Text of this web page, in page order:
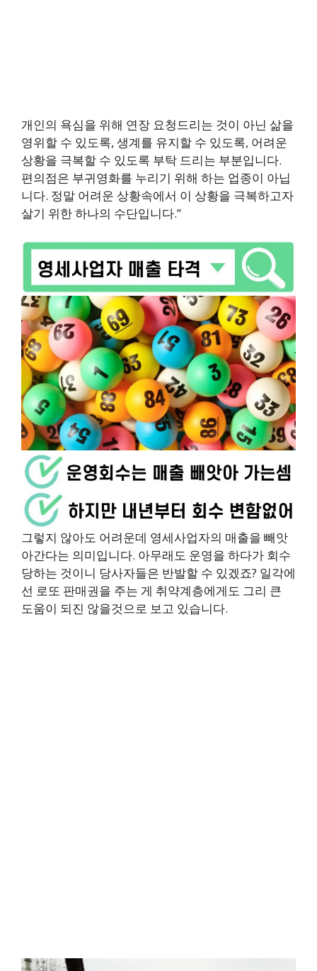
개인의 욕심을 위해 연장 요청드리는 것이 아닌 삶을
영위할 수 있도록, 생계를 유지할 수 있도록, 어려운
상황을 극복할 수 있도록 부탁 드리는 부분입니다.
편의점은 부귀영화를 누리기 위해 하는 업종이 아닙
니다. 정말 어려운 상황속에서 이 상황을 극복하고자
살기 위한 하나의 수단입니다.”
그렇지 않아도 어려운데 영세사업자의 매출을 빼앗
아간다는 의미입니다. 아무래도 운영을 하다가 회수
당하는 것이니 당사자들은 반발할 수 있겠죠? 일각에
선 로또 판매권을 주는 게 취약계층에게도 그리 큰
도움이 되진 않을것으로 보고 있습니다.